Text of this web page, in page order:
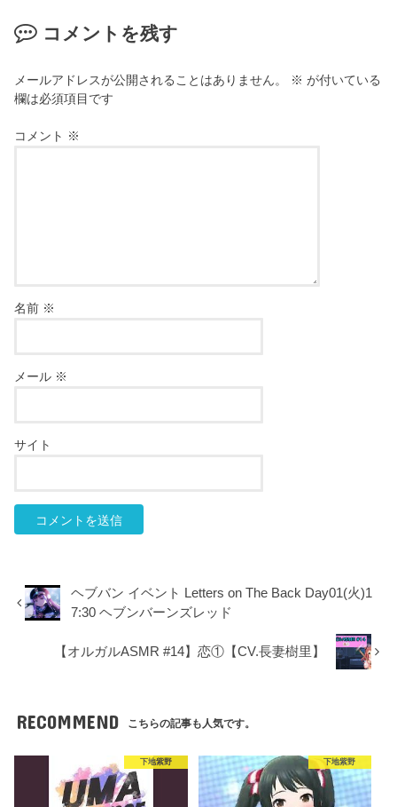
コメントを残す
メールアドレスが公開されることはありません。 ※ が付いている
欄は必須項目です
コメント ※
名前 ※
メール ※
サイト
ヘブバン イベント Letters on The Back Day01(火)1
7:30 ヘブンバーンズレッド
【オルガルASMR #14】恋①【CV.長妻樹里】
RECOMMEND こちらの記事も人気です。
下地紫野 下地紫野